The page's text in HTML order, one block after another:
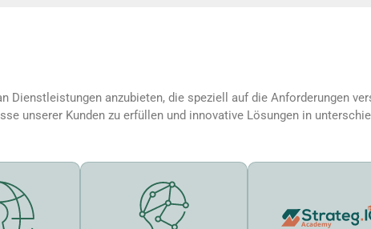
anzubieten, die speziell auf die Anforderungen
unserer Kunden zu erfüllen und innovative Lösungen in